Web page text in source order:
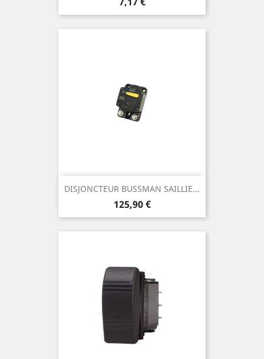
DISJONCTEUR BUSSMAN SAILLIE...
Prix
125,90 €